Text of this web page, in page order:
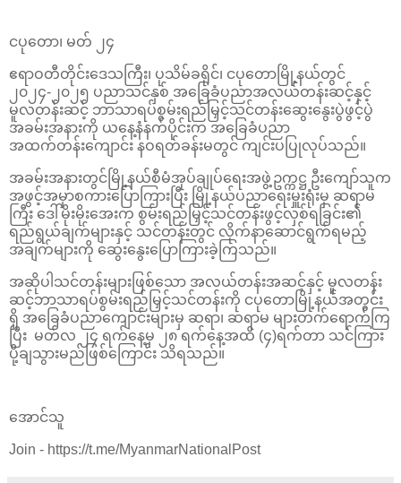
ငပုတော၊ မတ် ၂၄
ဧရာဝတီတိုင်းဒေသကြီး၊ ပုသိမ်ခရိုင်၊ ငပုတောမြို့နယ်တွင်
၂၀၂၄-၂၀၂၅ ပညာသင်နှစ် အခြေခံပညာအလယ်တန်းဆင့်နှင့်
မူလတန်းဆင့် ဘာသာရပ်စွမ်းရည်မြှင့်သင်တန်းဆွေးနွေးပွဲဖွင့်ပွဲ
အခမ်းအနားကို ယနေ့နံနက်ပိုင်းက အခြေခံပညာ
အထက်တန်းကျောင်း နဝရတ်ခန်းမတွင် ‌ကျင်းပပြုလုပ်သည်။
အခမ်းအနားတွင်မြို့နယ်စီမံအုပ်ချုပ်‌ရေးအဖွဲ့ဥက္ကဋ္ဌ ဦးကျော်သူက
အဖွင့်အမှာစကားပြောကြားပြီး မြို့နယ်ပညာရေးမှူးရုံးမှ ဆရာမ
ကြီး ဒေါ်မိုးမိုးအေးက စွမ်းရည်မြှင့်သင်တန်းဖွင့်လှစ်ရခြင်း၏
ရည်ရွယ်ချက်များနှင့် သင်တန်းတွင် လိုက်နာဆောင်ရွက်ရမည့်
အချက်များကို ဆွေးနွေးပြောကြားခဲ့ကြသည်။
အဆိုပါသင်တန်းများဖြစ်သော အလယ်တန်းအဆင့်နှင့် မူလတန်း
ဆင့်ဘာသာရပ်စွမ်းရည်မြှင့်သင်တန်းကို ငပုတောမြို့နယ်အတွင်း
ရှိ အခြေခံပညာကျောင်းများမှ ဆရာ၊ ဆရာမ များတက်ရောက်ကြ
ပြီး မတ်လ ၂၄ ရက်နေ့မှ ၂၈ ရက်နေ့အထိ (၄)ရက်တာ သင်ကြား
ပို့ချသွားမည်ဖြစ်ကြောင်း သိရသည်။
အောင်သူ
Join - https://t.me/MyanmarNationalPost